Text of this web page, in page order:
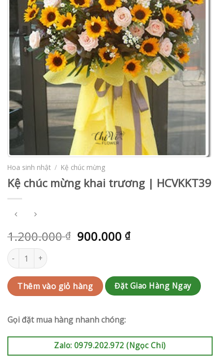
Hoa sinh nhật / Kệ chúc mừng
Kệ chúc mừng khai trương | HCVKKT39
1.200.000₫ 900.000 ₫
Kệ chúc mừng khai trương | HCVKKT39 số lượng
Thêm vào giỏ hàng Đặt Giao Hàng Ngay
Gọi đặt mua hàng nhanh chóng:
Zalo: 0979.202.972 (Ngọc Chi)